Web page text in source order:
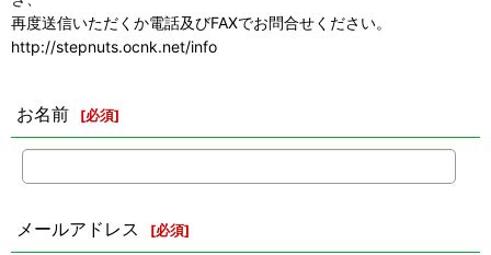
再度送信いただくか電話及びFAXでお問合せください。
http://stepnuts.ocnk.net/info
お名前 [必須]
メールアドレス [必須]